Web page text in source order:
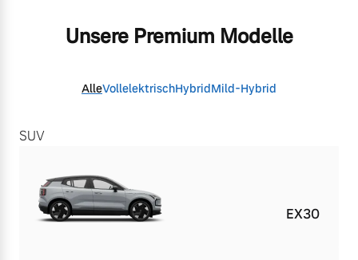
Unsere Premium Modelle
AlleVollelektrischHybridMild-Hybrid
SUV
EX30